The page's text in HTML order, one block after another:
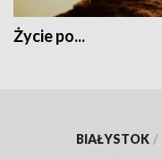
Życie po...
BIAŁYSTOK /